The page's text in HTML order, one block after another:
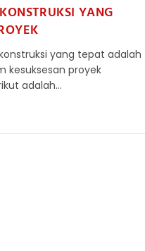
YANG
yang tepat adalah
kesuksesan proyek
adalah…